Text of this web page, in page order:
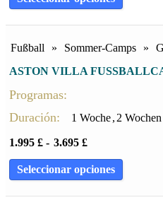
Fußball » Sommer-Camps »
ASTON VILLA
Programas:
Duración:
1 Woche , 2 Wochen
1.995 £ - 3.695 £
Seleccionar opciones